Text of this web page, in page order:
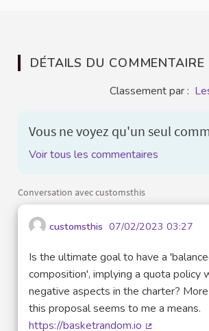
DÉTAILS DU COMMENTAIRE
Classement par :
Vous ne voyez qu'un seul
Voir tous les commentaires
Conversation avec customsthis
customsthis 07/02/2023 03:27
Is the ultimate goal to have a
composition', implying a quota policy
negative aspects in the charter?
this proposal seems to me a means.
https://basketrandom.io